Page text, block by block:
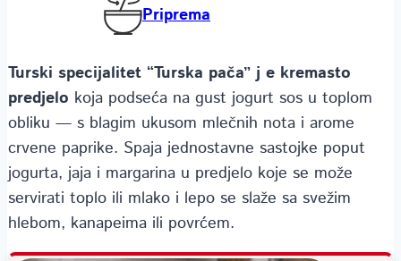
Priprema
Turski specijalitet “Turska pača” j e kremasto
predjelo koja podseća na gust jogurt sos u toplom
obliku — s blagim ukusom mlečnih nota i arome
crvene paprike. Spaja jednostavne sastojke poput
jogurta, jaja i margarina u predjelo koje se može
servirati toplo ili mlako i lepo se slaže sa svežim
hlebom, kanapeima ili povrćem.